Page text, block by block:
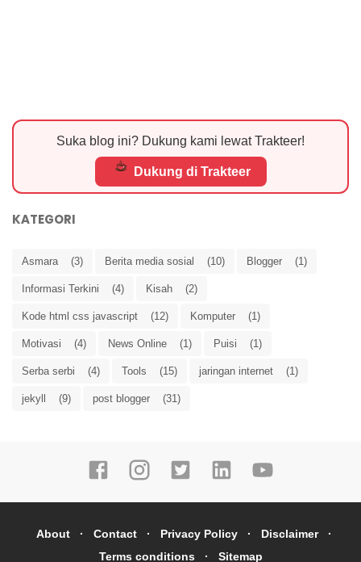
Suka blog ini? Dukung kami lewat Trakteer!
Dukung di Trakteer
KATEGORI
Asmara (3) Berita media sosial (10) Blogger (1)
Informasi Terkini (4) Kisah (2)
Kode html css javascript (12) Komputer (1)
Motivasi (4) News Online (1) Puisi (1)
Serba serbi (4) Tools (15) jaringan internet (1)
jekyll (9) post blogger (31)
About Contact Privacy Policy
Disclaimer
Terms conditions
Sitemap